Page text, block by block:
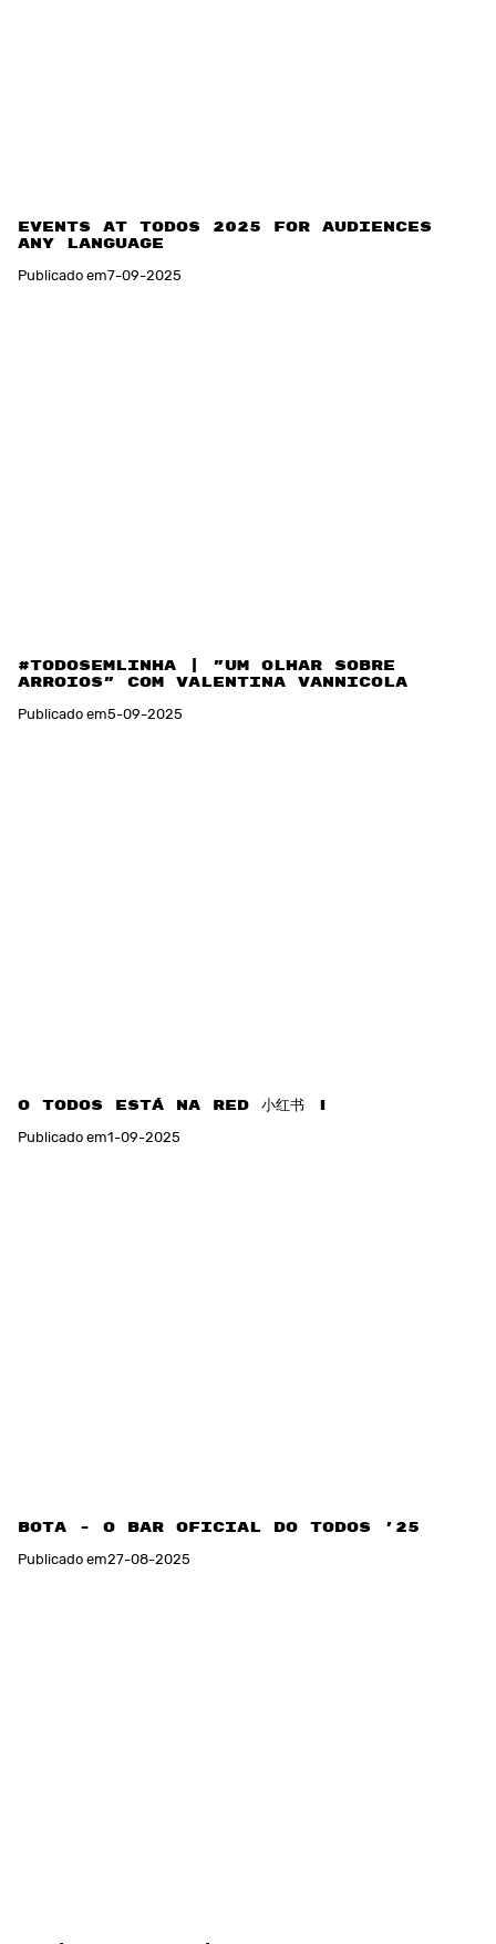
Events at TODOS 2025 for Audiences of
Any Language
Publicado em7-09-2025
#TODOSemlinha | "Um olhar sobre
Arroios" com Valentina Vannicola
Publicado em5-09-2025
O TODOS está na RED 小红书 !
Publicado em1-09-2025
BOTA - O bar oficial do TODOS '25
Publicado em27-08-2025